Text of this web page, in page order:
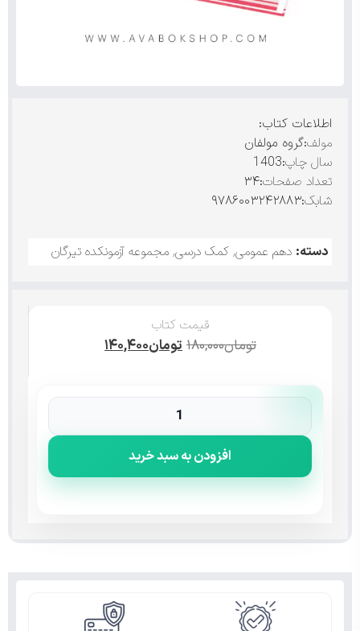
اطلاعات کتاب:
مولف:گروه مولفان
سال چاپ:1403
تعداد صفحات:۳۴
شابک:۹۷۸۶۰۰۳۲۴۲۸۸۳
دسته: دهم عمومی, کمک درسی, مجموعه آزمونکده تیرگان
قیمت کتاب
تومان۱۸۰,۰۰۰تومان۱۴۰,۴۰۰
افزودن به سبد خرید